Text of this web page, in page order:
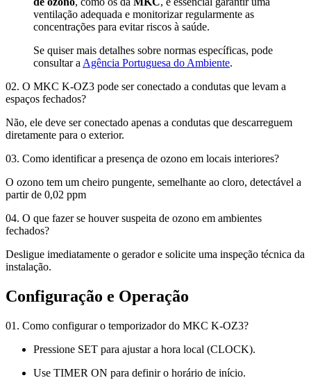
ventilação adequada e monitorizar regularmente as
concentrações para evitar riscos à saúde.
Se quiser mais detalhes sobre normas específicas, pode
consultar a Agência Portuguesa do Ambiente.
02. O MKC K-OZ3 pode ser conectado a condutas que levam a
espaços fechados?
Não, ele deve ser conectado apenas a condutas que descarreguem
diretamente para o exterior.
03. Como identificar a presença de ozono em locais interiores?
O ozono tem um cheiro pungente, semelhante ao cloro, detectável a
partir de 0,02 ppm
04. O que fazer se houver suspeita de ozono em ambientes
fechados?
Desligue imediatamente o gerador e solicite uma inspeção técnica da
instalação.
Configuração e Operação
01. Como configurar o temporizador do MKC K-OZ3?
Pressione SET para ajustar a hora local (CLOCK).
Use TIMER ON para definir o horário de início.